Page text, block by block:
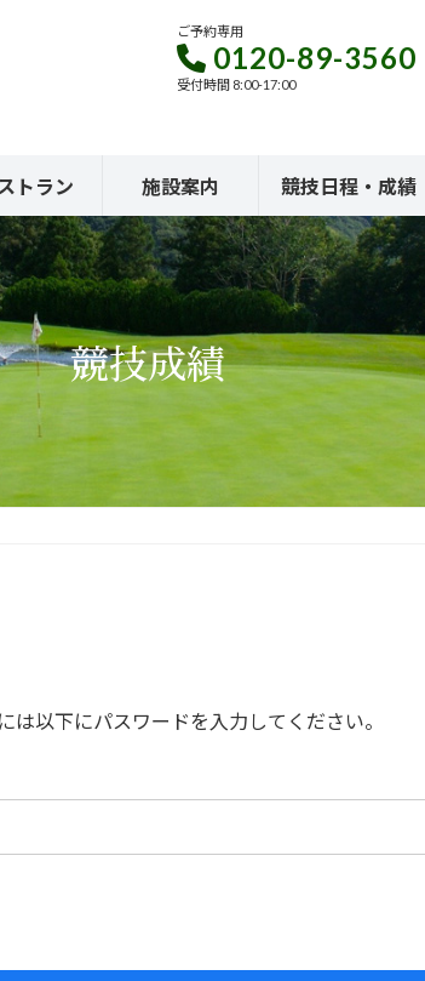
ご予約専用
0120-89-3560
受付時間 8:00-17:00
トラン 施設案内 競技日程・成績
競技成績
以下にパスワードを入力してください。